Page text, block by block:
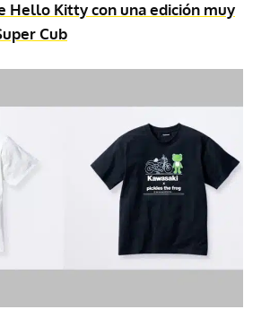
Hello Kitty con una edición muy
Cub